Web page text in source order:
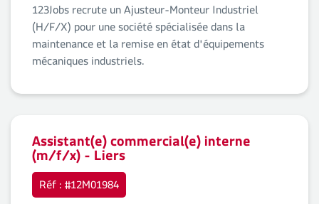
123Jobs recrute un Ajusteur-Monteur Industriel
(H/F/X) pour une société spécialisée dans la
maintenance et la remise en état d'équipements
mécaniques industriels.
Assistant(e) commercial(e) interne
(m/f/x) - Liers
Réf : #12M01984